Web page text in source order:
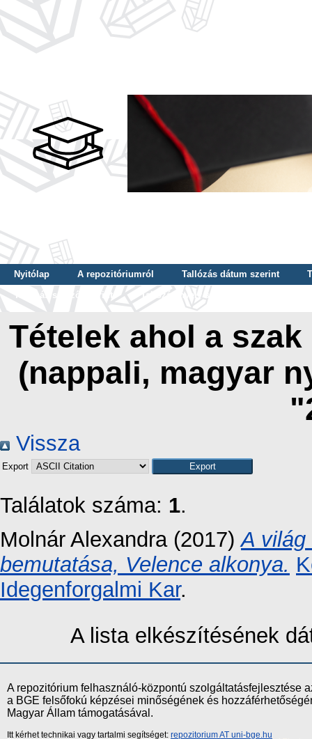
Nyitólap A repozitóriumról Tallózás dátum szerint
Tallózás szerző szerint
Tallózás nyelv szerint
Tételek ahol a
(nappali, magyar
Vissza
Export
Találatok száma: 1.
Molnár Alexandra (2017)A
bemutatása, Velence alkonya.
Idegenforgalmi Kar.
A lista elkészítésének
A repozitórium felhasználó-központú szolgáltatásfejlesztése
a BGE felsőfokú képzései minőségének és
Magyar Állam támogatásával.
Itt kérhet technikai vagy tartalmi segítséget: repozitorium AT uni-bge.hu